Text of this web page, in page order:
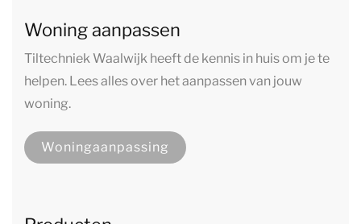
Woning aanpassen
Tiltechniek Waalwijk heeft de kennis in huis om je te
helpen. Lees alles over het aanpassen van jouw
woning.
Woningaanpassing